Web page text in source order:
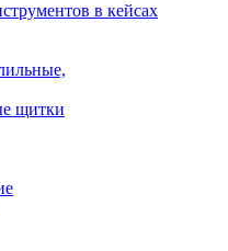
в кейсах
щитки